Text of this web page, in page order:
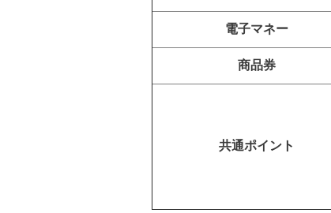
電子マネー
商品券
共通ポイント